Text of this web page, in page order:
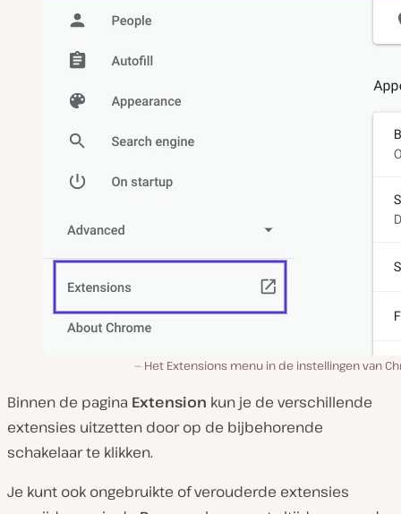
Het Extensions menu in de instellingen van
Binnen de pagina Extension kun je de verschillende
extensies uitzetten door op de bijbehorende
schakelaar te klikken.
Je kunt ook ongebruikte of verouderde extensies